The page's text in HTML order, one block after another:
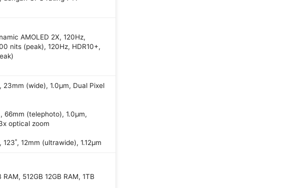
AMOLED 2X, 120Hz,
nits (peak), 120Hz, HDR10+,
23mm (wide), 1.0µm, Dual Pixel
66mm (telephoto), 1.0µm,
optical zoom
123˚, 12mm (ultrawide), 1.12µm
RAM, 512GB 12GB RAM, 1TB